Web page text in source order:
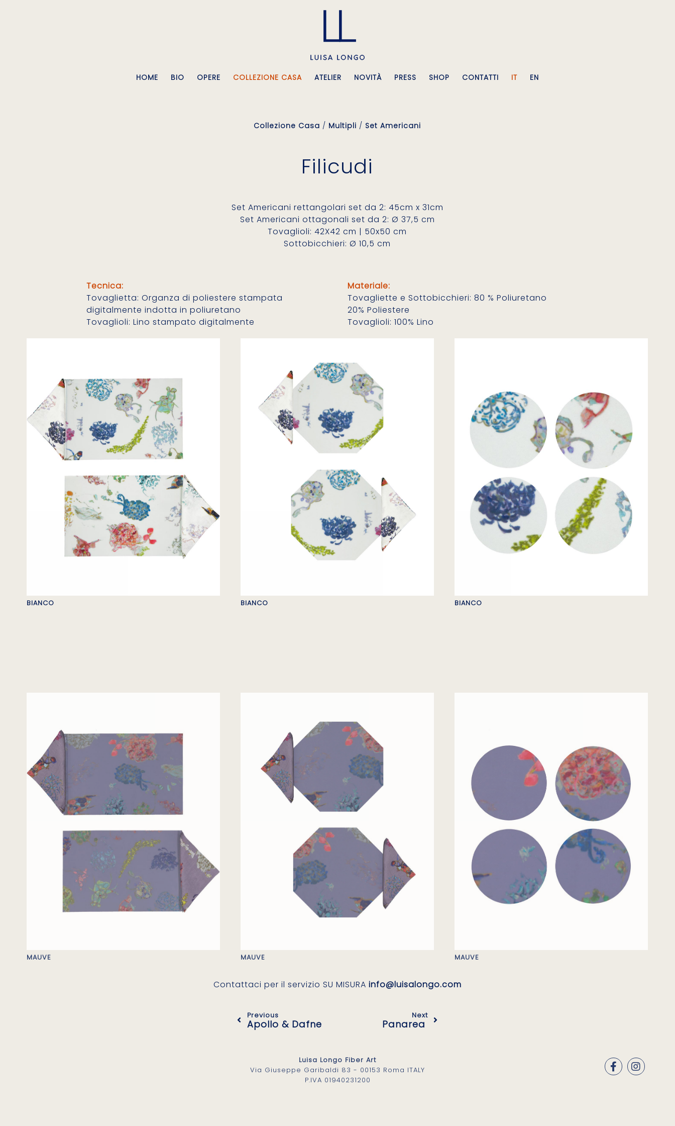
HOME BIO OPERE COLLEZIONE CASA ATELIER NOVITÀ PRESS SHOP CONTATTI IT EN
Collezione Casa / Multipli / Set Americani
Filicudi
Set Americani rettangolari set da 2: 45cm x 31cm
Set Americani ottagonali set da 2: Ø 37,5 cm
Tovaglioli: 42X42 cm | 50x50 cm
Sottobicchieri: Ø 10,5 cm
Tecnica:
Tovaglietta: Organza di poliestere stampata
digitalmente indotta in poliuretano
Tovaglioli: Lino stampato digitalmente
Materiale:
Tovagliette e Sottobicchieri: 80 % Poliuretano
20% Poliestere
Tovaglioli: 100% Lino
BIANCO BIANCO BIANCO
Contattaci per il servizio SU MISURA info@luisalongo.com
Previous
Apollo & Dafne
Next
Panarea
Luisa Longo Fiber Art
Via Giuseppe Garibaldi 83 - 00153 Roma ITALY
P.IVA 01940231200